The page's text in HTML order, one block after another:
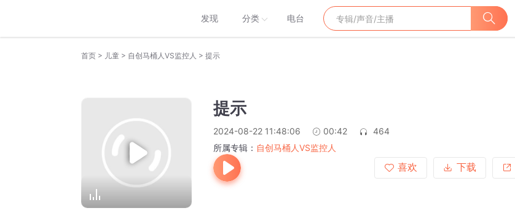
发现 分类 电台
首页 > 儿童 > 自创马桶人VS监控人 > 提示
提示
2024-08-22 11:48:06 00:42
464
所属专辑： 自创马桶人VS监控人
喜欢
下载